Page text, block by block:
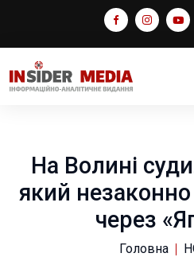
На Волині
який незаконно
через
Головна